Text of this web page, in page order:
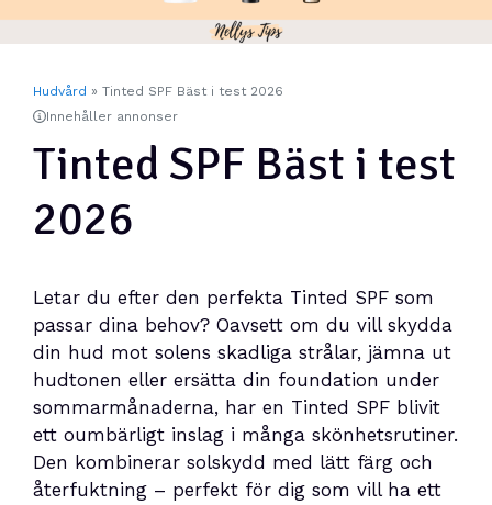
Hudvård » Tinted SPF Bäst i test 2026
Innehåller annonser
Tinted SPF Bäst i test
2026
Letar du efter den perfekta Tinted SPF som
passar dina behov? Oavsett om du vill skydda
din hud mot solens skadliga strålar, jämna ut
hudtonen eller ersätta din foundation under
sommarmånaderna, har en Tinted SPF blivit
ett oumbärligt inslag i många skönhetsrutiner.
Den kombinerar solskydd med lätt färg och
återfuktning – perfekt för dig som vill ha ett